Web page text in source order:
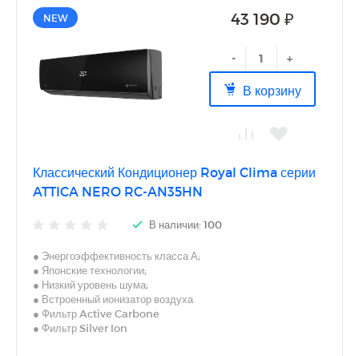
NEW 43 190 ₽
- +
В корзину
Классический Кондиционер Royal Clima серии
ATTICA NERO RC-AN35HN
В наличии: 100
● Энергоэффективность класса А;
● Японские технологии;
● Низкий уровень шума;
● Встроенный ионизатор воздуха
● Фильтр Active Carbone
● Фильтр Silver Ion